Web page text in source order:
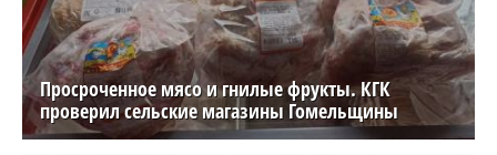
Просроченное мясо и гнилые фрукты. КГК
проверил сельские магазины Гомельщины